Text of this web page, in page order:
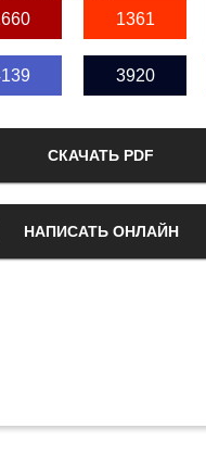
1361
3920
СКАЧАТЬ PDF
НАПИСАТЬ ОНЛАЙН